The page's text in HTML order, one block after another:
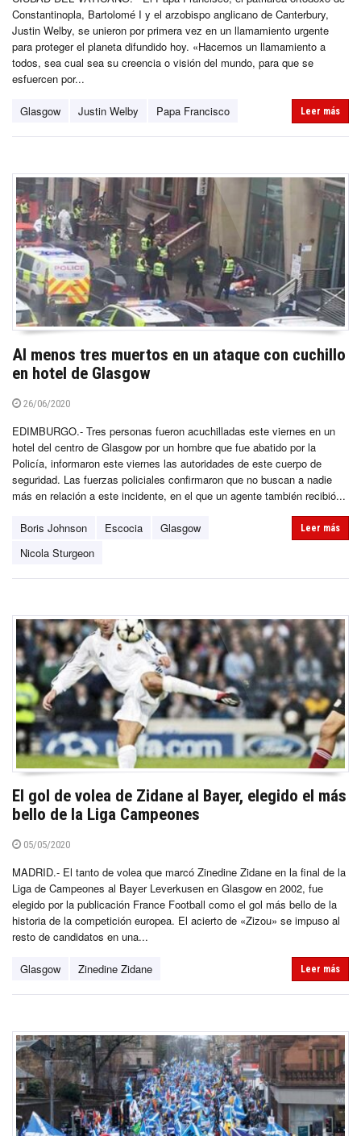
Constantinopla, Bartolomé I y el arzobispo anglicano de Canterbury,
Justin Welby, se unieron por primera vez en un llamamiento urgente
para proteger el planeta difundido hoy. «Hacemos un llamamiento a
todos, sea cual sea su creencia o visión del mundo, para que se
esfuercen por...
Glasgow Justin Welby Papa Francisco Leer más
Al menos tres muertos en un ataque con cuchillo
en hotel de Glasgow
26/06/2020
EDIMBURGO.- Tres personas fueron acuchilladas este viernes en un
hotel del centro de Glasgow por un hombre que fue abatido por la
Policía, informaron este viernes las autoridades de este cuerpo de
seguridad. Las fuerzas policiales confirmaron que no buscan a nadie
más en relación a este incidente, en el que un agente también recibió...
Boris Johnson Escocia
Glasgow
Nicola Sturgeon
Leer más
El gol de volea de Zidane al Bayer, elegido el más
bello de la Liga Campeones
05/05/2020
MADRID.- El tanto de volea que marcó Zinedine Zidane en la final de la
Liga de Campeones al Bayer Leverkusen en Glasgow en 2002, fue
elegido por la publicación France Football como el gol más bello de la
historia de la competición europea. El acierto de «Zizou» se impuso al
resto de candidatos en una...
Glasgow Zinedine Zidane Leer más